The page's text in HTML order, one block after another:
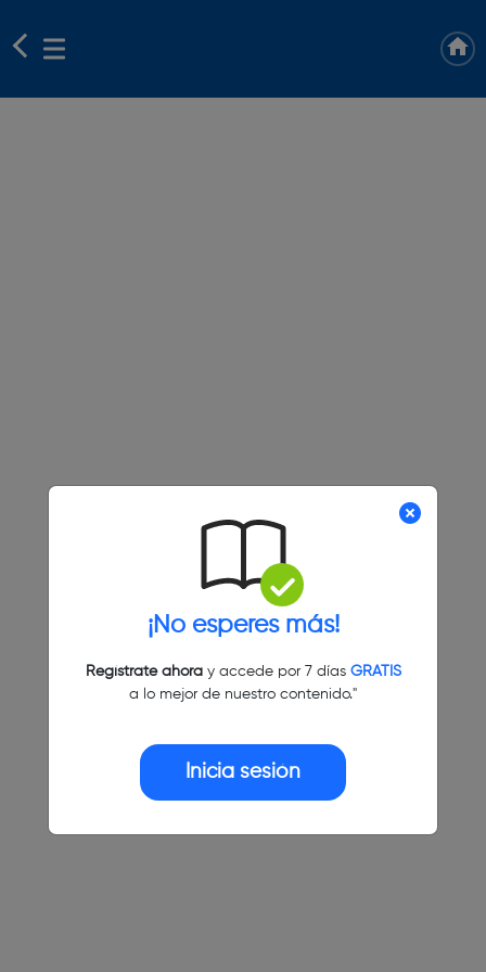
¡No esperes más!
Regístrate ahoray accede por 7 días GRATIS
a lo mejor de nuestro contenido."
Inicia sesión